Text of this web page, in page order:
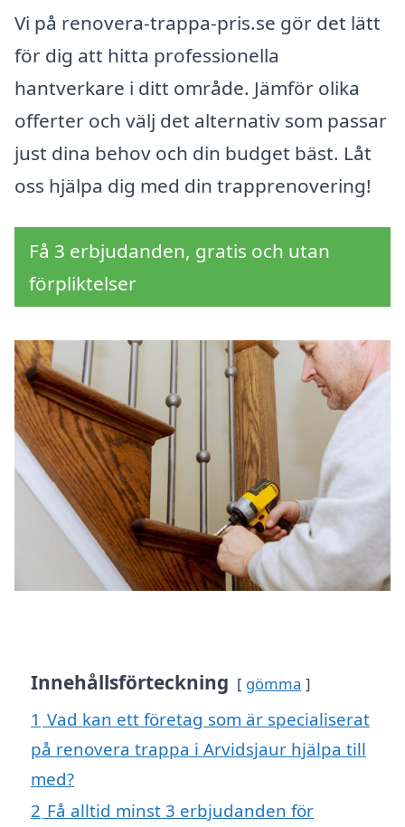
Vi på renovera-trappa-pris.se gör det lätt
för dig att hitta professionella
hantverkare i ditt område. Jämför olika
offerter och välj det alternativ som passar
just dina behov och din budget bäst. Låt
oss hjälpa dig med din trapprenovering!
Få 3 erbjudanden, gratis och utan
förpliktelser
Innehållsförteckning gömma
1 Vad kan ett företag som är specialiserat
på renovera trappa i Arvidsjaur hjälpa till
med?
2 Få alltid minst 3 erbjudanden för